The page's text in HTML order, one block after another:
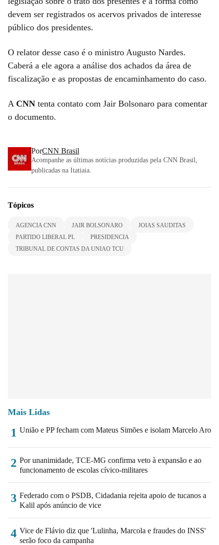
devem ser registrados os acervos privados de interesse
público dos presidentes.
O relator desse caso é o ministro Augusto Nardes.
Caberá a ele agora a análise dos achados da área de
fiscalização e as propostas de encaminhamento do caso.
A CNN tenta contato com Jair Bolsonaro para comentar
o documento.
PorCNN Brasil
Acompanhe as últimas notícias produzidas pela CNN Brasil,
publicadas na Itatiaia.
Tópicos
AGENCIA CNN JAIR BOLSONARO
JOIAS SAUDITAS
PARTIDO LIBERAL PL
PRESIDENCIA
TRIBUNAL DE CONTAS DA UNIAO TCU
Mais Lidas
1 União e PP fecham com Mateus Simões e isolam Marcelo Aro
2 Por unanimidade, TCE-MG confirma veto à expansão e ao
funcionamento de escolas cívico-militares
3 Federado com o PSDB, Cidadania rejeita apoio de tucanos a
Kalil após anúncio de vice
4 Vice de Flávio diz que 'Lulinha, Marcola e fraudes do INSS'
serão foco da campanha